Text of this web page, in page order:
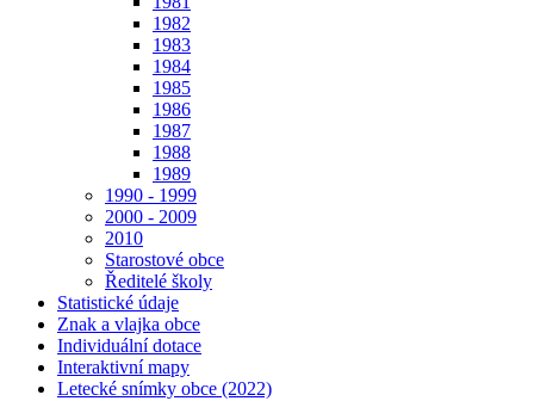
1982
1983
1984
1985
1986
1987
1988
1989
1990 - 1999
2000 - 2009
2010
Starostové obce
Ředitelé školy
Statistické údaje
Znak a vlajka obce
Individuální dotace
Interaktivní mapy
Letecké snímky obce (2022)